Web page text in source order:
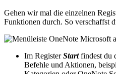
Gehen wir mal die einzelnen
Funktionen durch. So verschaffst
Im RegisterStartfindest du
Befehle und Aktionen,